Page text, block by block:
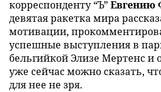
корреспонденту “Ъ”Евгению
девятая ракетка мира
мотивации,
успешные выступления в
бельгийкой Элизе Мертенс и
уже сейчас можно сказать,
для нее не зря.